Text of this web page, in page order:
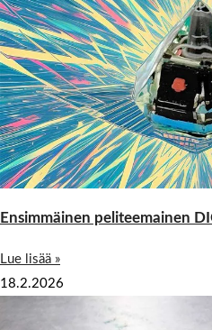
Ensimmäinen peliteemainen
Lue lisää »
18.2.2026